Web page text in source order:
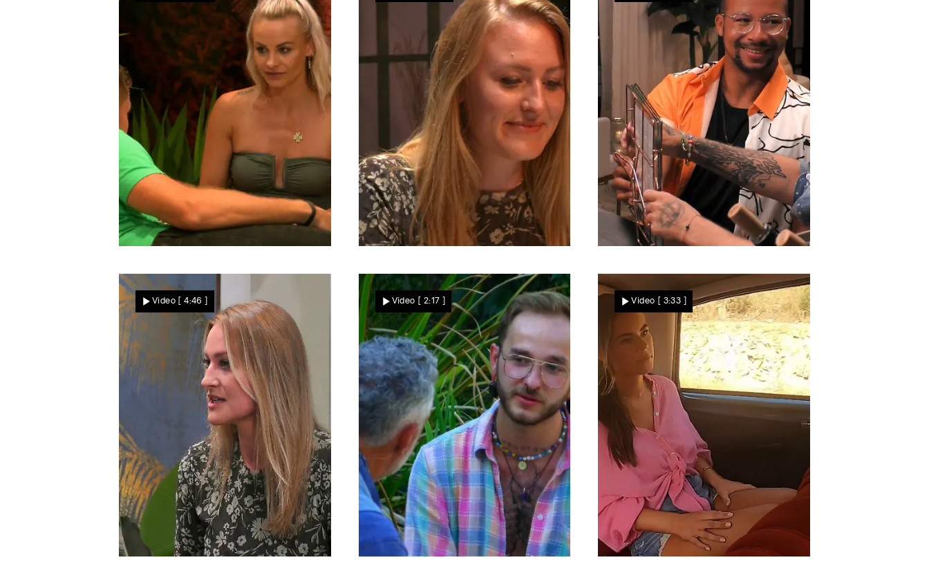
Erwidert Linda die Gefühle
von Max?
David oder Andreas? Sina
ist im Zwiespalt
Funkt es zwischen Darren
und Daniel?
Video [ 4:46 ] Video [ 2:17 ] Video [ 3:33 ]